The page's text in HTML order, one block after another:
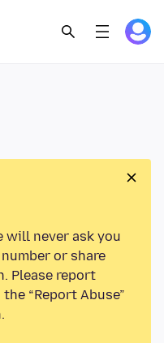
will never ask you
or share
Please report
“Report Abuse”